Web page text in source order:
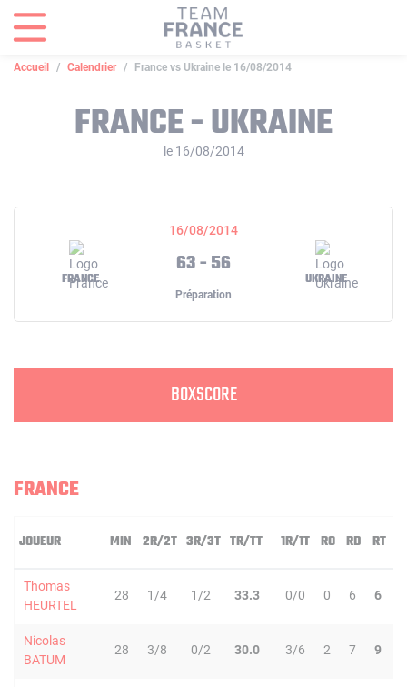
Accueil Calendrier France vs Ukraine le 16/08/2014
FRANCE - UKRAINE
le 16/08/2014
16/08/2014
FRANCE
63 - 56
UKRAINE
Préparation
BOXSCORE
FRANCE
JOUEUR MIN 2R/2T 3R/3T TR/TT 1R/1T RO RD RT
Thomas
HEURTEL
28 1/4 1/2 33.3 0/0 0 6 6
Nicolas
BATUM
28 3/8 0/2 30.0 3/6 2 7 9
Panneau de gestion des cookies